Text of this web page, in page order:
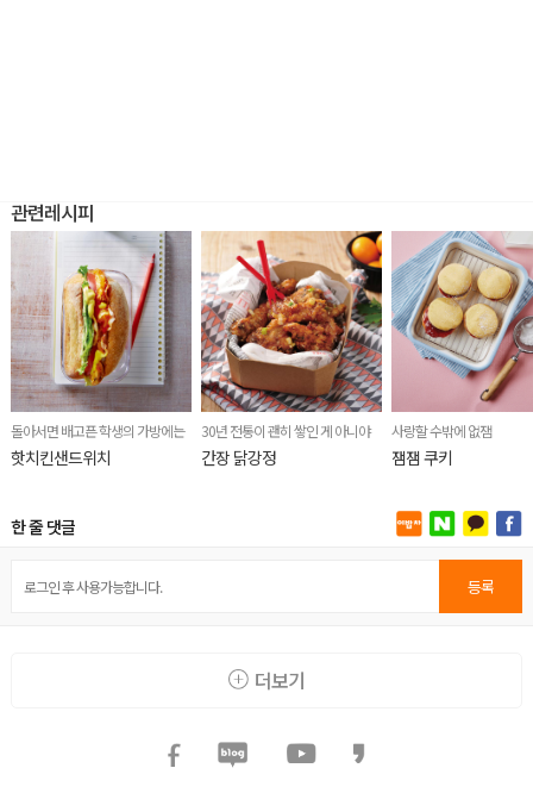
관련레시피
돌아서면 배고픈 학생의 가방에는
핫치킨샌드위치
30년 전통이 괜히 쌓인 게 아니야
간장 닭강정
사랑할 수밖에 없잼
잼잼 쿠키
한 줄 댓글
등록
더보기